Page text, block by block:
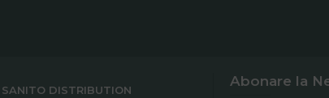
SANITO DISTRIBUTION
Abonare la